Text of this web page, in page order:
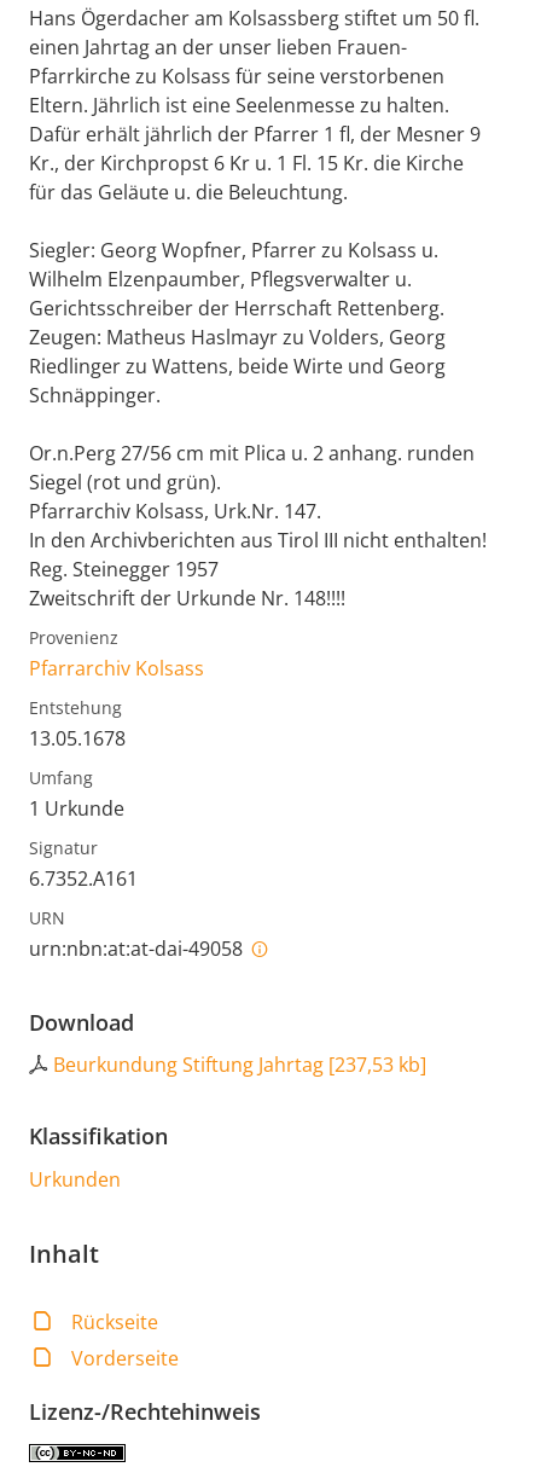
Hans Ögerdacher am Kolsassberg stiftet um 50 fl.
einen Jahrtag an der unser lieben Frauen-
Pfarrkirche zu Kolsass für seine verstorbenen
Eltern. Jährlich ist eine Seelenmesse zu halten.
Dafür erhält jährlich der Pfarrer 1 fl, der Mesner 9
Kr., der Kirchpropst 6 Kr u. 1 Fl. 15 Kr. die Kirche
für das Geläute u. die Beleuchtung.
Siegler: Georg Wopfner, Pfarrer zu Kolsass u.
Wilhelm Elzenpaumber, Pflegsverwalter u.
Gerichtsschreiber der Herrschaft Rettenberg.
Zeugen: Matheus Haslmayr zu Volders, Georg
Riedlinger zu Wattens, beide Wirte und Georg
Schnäppinger.
Or.n.Perg 27/56 cm mit Plica u. 2 anhang. runden
Siegel (rot und grün).
Pfarrarchiv Kolsass, Urk.Nr. 147.
In den Archivberichten aus Tirol III nicht enthalten!
Reg. Steinegger 1957
Zweitschrift der Urkunde Nr. 148!!!!
Provenienz
Pfarrarchiv Kolsass
Entstehung
13.05.1678
Umfang
1 Urkunde
Signatur
6.7352.A161
URN
urn:nbn:at:at-dai-49058
Download
Beurkundung Stiftung Jahrtag [237,53 kb]
Klassifikation
Urkunden
Inhalt
Rückseite
Vorderseite
Lizenz-/Rechtehinweis